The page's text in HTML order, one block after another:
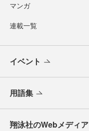
マンガ
連載一覧
イベント
用語集
翔泳社のWebメディア